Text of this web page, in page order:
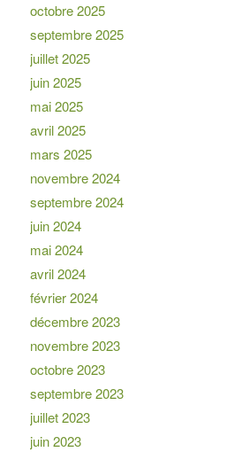
octobre 2025
septembre 2025
juillet 2025
juin 2025
mai 2025
avril 2025
mars 2025
novembre 2024
septembre 2024
juin 2024
mai 2024
avril 2024
février 2024
décembre 2023
novembre 2023
octobre 2023
septembre 2023
juillet 2023
juin 2023